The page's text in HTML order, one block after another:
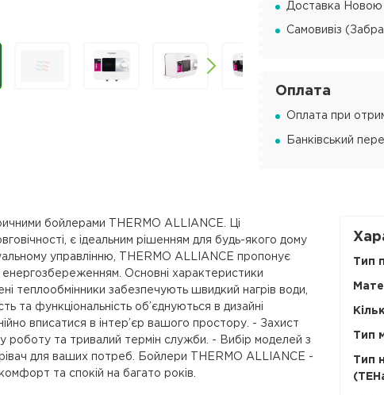
Доставка
Самовивіз
Оплата
Оплата при
Банківський
бойлерами THERMO ALLIANCE. Ці
є ідеальним рішенням для будь-якого дому
управлінню, THERMO ALLIANCE пропонує
Основні характеристики
теплообмінники забезпечують швидкий нагрів води,
та функціональність об’єднуються в дизайні
вписатися в інтер’єр вашого простору. - Захист
роботу та тривалий термін служби. - Вибір моделей з
для ваших потреб. Бойлери THERMO ALLIANCE -
та спокій на багато років.
Тип
Тип
Тип